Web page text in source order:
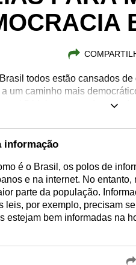
todos estão cansados
um caminho mais
aqui 5 ideias que podem
informação
é o Brasil, os polos de
e na internet. No entanto,
parte da população.
leis, por exemplo, precisam
estejam bem informadas na